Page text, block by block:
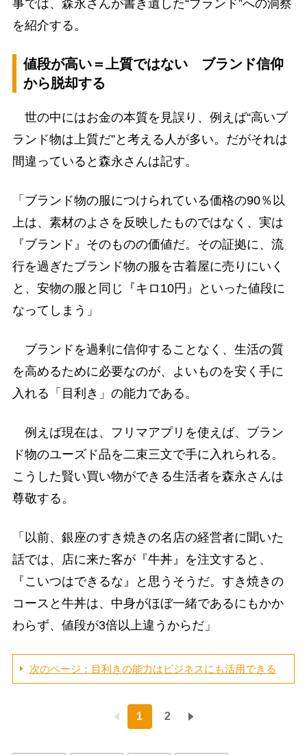
事では、森永さんが書き遺した“ブランド”への洞察
を紹介する。
値段が高い＝上質ではない ブランド信仰
から脱却する
世の中にはお金の本質を見誤り、例えば“高いブ
ランド物は上質だ”と考える人が多い。だがそれは
間違っていると森永さんは記す。
「ブランド物の服につけられている価格の90％以
上は、素材のよさを反映したものではなく、実は
『ブランド』そのものの価値だ。その証拠に、流
行を過ぎたブランド物の服を古着屋に売りにいく
と、安物の服と同じ『キロ10円』といった値段に
なってしまう」
ブランドを過剰に信仰することなく、生活の質
を高めるために必要なのが、よいものを安く手に
入れる「目利き」の能力である。
例えば現在は、フリマアプリを使えば、ブラン
ド物のユーズド品を二束三文で手に入れられる。
こうした賢い買い物ができる生活者を森永さんは
尊敬する。
「以前、銀座のすき焼きの名店の経営者に聞いた
話では、店に来た客が『牛丼』を注文すると、
『こいつはできるな』と思うそうだ。すき焼きの
コースと牛丼は、中身がほぼ一緒であるにもかか
わらず、値段が3倍以上違うからだ」
次のページ：目利きの能力はビジネスにも活用できる
1 2